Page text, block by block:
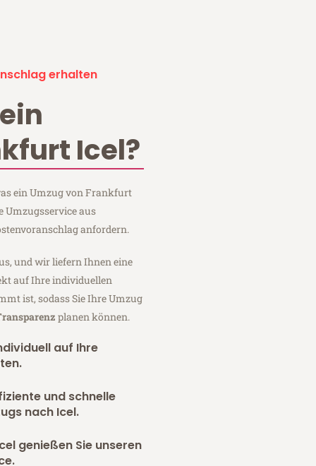
erhalten
Icel?
ein Umzug von Frankfurt
Umzugsservice aus
anfordern.
und wir liefern Ihnen eine
auf Ihre individuellen
ist, sodass Sie Ihre Umzug
planen können.
auf Ihre
und schnelle
nach Icel.
genießen Sie unseren